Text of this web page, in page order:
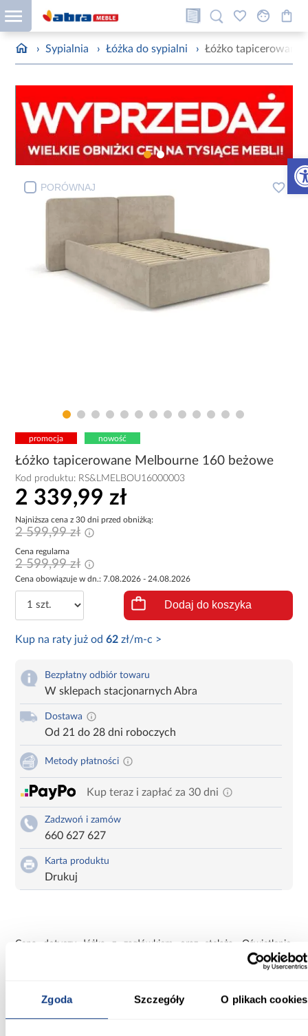
Zgoda Szczegóły O plikach cookies
› Sypialnia › Łóżka do sypialni › Łóżko tapicerowane
PORÓWNAJ
promocja nowość
Łóżko tapicerowane Melbourne 160 beżowe
Kod produktu: RS&LMELBOU16000003
2 339,99 zł
Najniższa cena z 30 dni przed obniżką:
2 599,99 zł
Cena regularna
2 599,99 zł
Cena obowiązuje w dn.: 7.08.2026 - 24.08.2026
Dodaj do koszyka
Kup na raty już od62 zł/m-c >
Bezpłatny odbiór towaru
W sklepach stacjonarnych Abra
Dostawa
Od 21 do 28 dni roboczych
Metody płatności
Kup teraz i zapłać za 30 dni
Zadzwoń i zamów
660 627 627
Karta produktu
Drukuj
Cena dotyczy łóżka z zagłówkiem oraz stelaża. Oświetlenie,